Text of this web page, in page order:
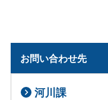
お問い合わせ先
河川課